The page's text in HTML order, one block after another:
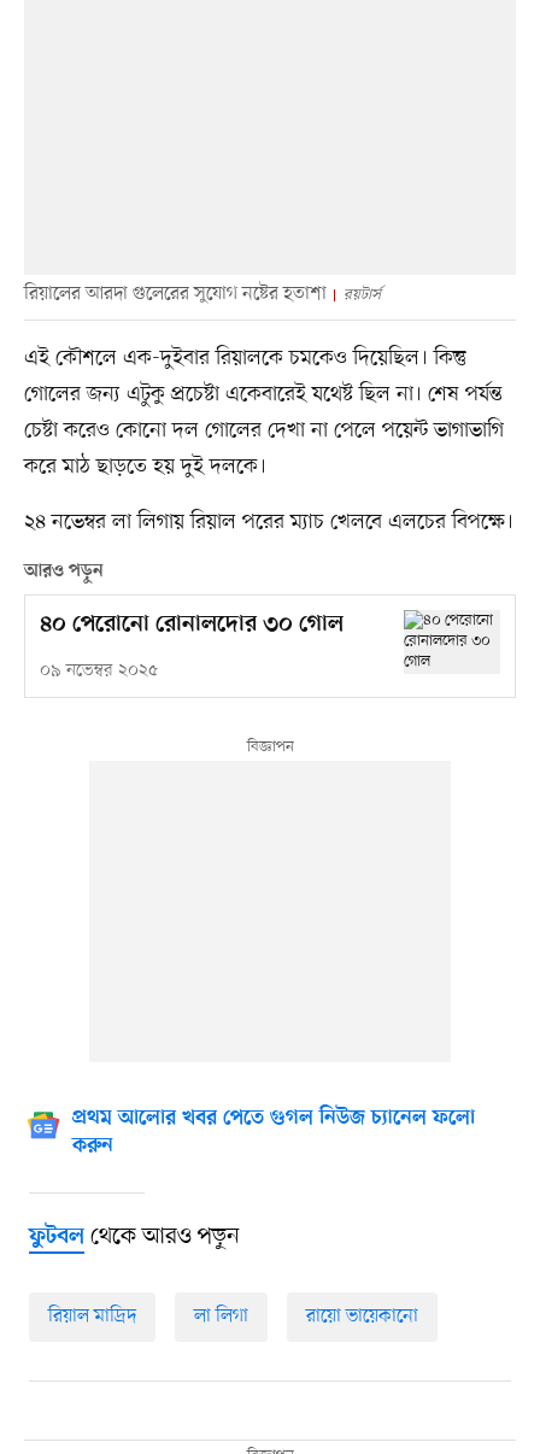
রিয়ালের আরদা গুলেরের সুযোগ নষ্টের হতাশা রয়টার্স
এই কৌশলে এক-দুইবার রিয়ালকে চমকেও দিয়েছিল। কিন্তু
গোলের জন্য এটুকু প্রচেষ্টা একেবারেই যথেষ্ট ছিল না। শেষ পর্যন্ত
চেষ্টা করেও কোনো দল গোলের দেখা না পেলে পয়েন্ট ভাগাভাগি
করে মাঠ ছাড়তে হয় দুই দলকে।
২৪ নভেম্বর লা লিগায় রিয়াল পরের ম্যাচ খেলবে এলচের বিপক্ষে।
আরও পড়ুন
৪০ পেরোনো রোনালদোর ৩০ গোল
০৯ নভেম্বর ২০২৫
প্রথম আলোর খবর পেতে গুগল নিউজ চ্যানেল ফলো
করুন
ফুটবলথেকে আরও পড়ুন
রিয়াল মাদ্রিদ লা লিগা রায়ো ভায়েকানো